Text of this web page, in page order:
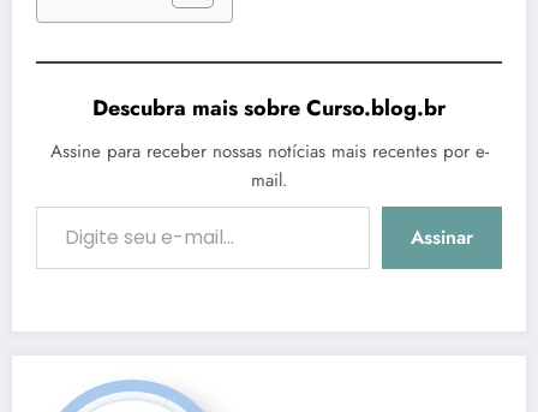
Descubra mais sobre Curso.blog.br
Assine para receber nossas notícias mais recentes por e-
mail.
Digite seu e-mail…
Assinar